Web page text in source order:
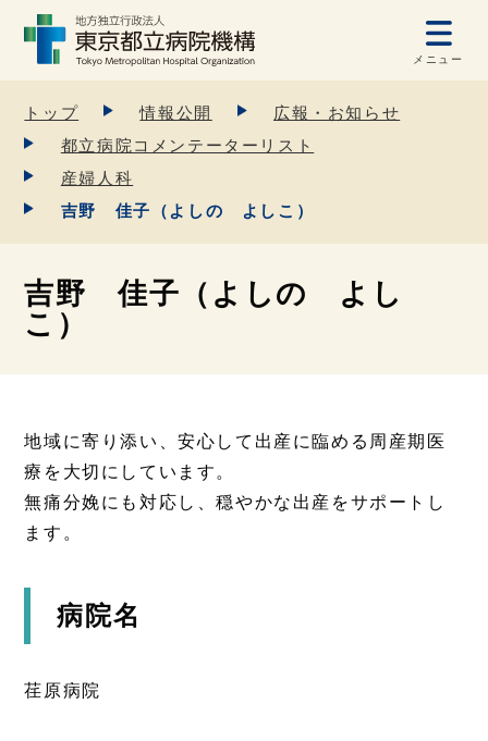
メニュー
トップ 情報公開
広報・お知らせ
都立病院コメンテーターリスト
産婦人科
吉野 佳子（よしの よしこ）
吉野 佳子（よしの よし
こ）
地域に寄り添い、安心して出産に臨める周産期医
療を大切にしています。
無痛分娩にも対応し、穏やかな出産をサポートし
ます。
病院名
荏原病院